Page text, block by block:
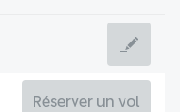
Réserver un vol